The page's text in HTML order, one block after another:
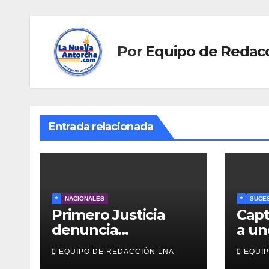
Por Equipo de
Entrada relacionada
* NACIONALES
Primero Justicia
denuncia
discriminación
eléctrica en el
EQUIPO DE REDACCIÓN LNA
*
a